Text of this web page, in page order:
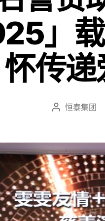
」
怀传递
恒泰集团